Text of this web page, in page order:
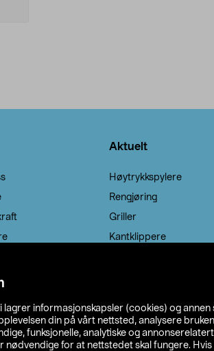
lagrer informasjonskapsler (cookies) og
din på vårt nettsted, analysere
funksjonelle, analytiske og
for at nettstedet skal fungere.
Aktuelt
Høytrykkspylere
Rengjøring
Griller
Kantklippere